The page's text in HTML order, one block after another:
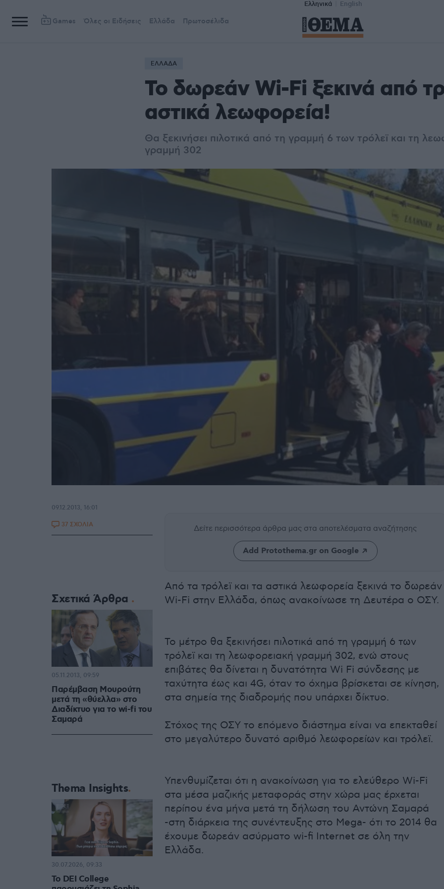
Ελληνικά English
Games Όλες οι Ειδήσεις Ελλάδα Πρωτοσέλιδα
ΕΛΛΑΔΑ
Το δωρεάν Wi-Fi ξεκινά από
αστικά λεωφορεία!
Θα ξεκινήσει πιλοτικά από τη γραμμή 6 των τρόλεϊ και τη
γραμμή 302
Δείτε περισσότερα άρθρα μας στα αποτελέσματα αναζήτησης
Add Protothema.gr on Google
Από τα τρόλεϊ και τα αστικά λεωφορεία ξεκινά το δωρεάν
Wi-Fi στην Ελλάδα, όπως ανακοίνωσε τη Δευτέρα ο ΟΣΥ.
Το μέτρο θα ξεκινήσει πιλοτικά από τη γραμμή 6 των
τρόλεϊ και τη λεωφορειακή γραμμή 302, ενώ στους
επιβάτες θα δίνεται η δυνατότητα Wi Fi σύνδεσης με
ταχύτητα έως και 4G, όταν το όχημα βρίσκεται σε κίνηση,
στα σημεία της διαδρομής που υπάρχει δίκτυο.
Στόχος της ΟΣΥ το επόμενο διάστημα είναι να επεκταθεί
στο μεγαλύτερο δυνατό αριθμό λεωφορείων και τρόλεϊ.
Υπενθυμίζεται ότι η ανακοίνωση για το ελεύθερο Wi-Fi
στα μέσα μαζικής μεταφοράς στην χώρα μας έρχεται
περίπου ένα μήνα μετά τη δήλωση του Αντώνη Σαμαρά
-στη διάρκεια της συνέντευξης στο Mega- ότι το 2014 θα
έχουμε δωρεάν ασύρματο wi-fi Internet σε όλη την
Ελλάδα.
09.12.2013, 16:01
37 ΣΧΟΛΙΑ
Σχετικά Άρθρα
Παρέμβαση Μουρούτη
μετά τη «θύελλα» στο
Διαδίκτυο για το wi-fi του
Σαμαρά
05.11.2013, 09:59
Thema Insights
Το DEI College
30.07.2026, 09:33